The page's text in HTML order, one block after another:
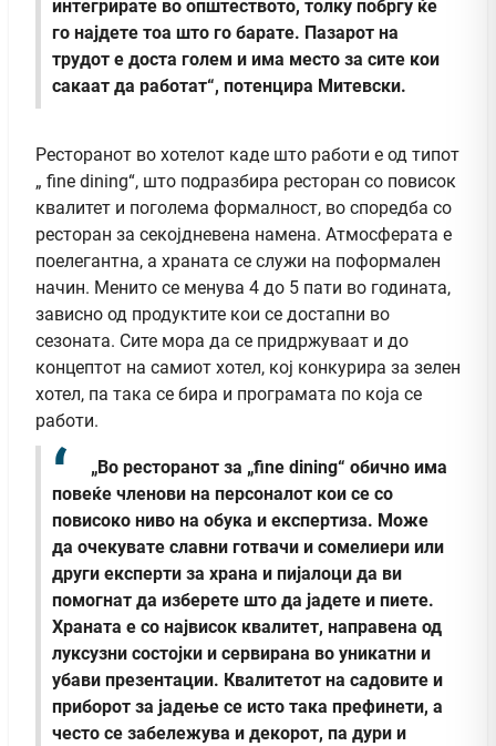
интегрирате во општеството, толку побргу ќе
го најдете тоа што го барате. Пазарот на
трудот е доста голем и има место за сите кои
сакаат да работат“, потенцира Митевски.
Ресторанот во хотелот каде што работи е од типот
„ fine dining“, што подразбира ресторан со повисок
квалитет и поголема формалност, во споредба со
ресторан за секојдневена намена. Атмосферата е
поелегантна, а храната се служи на поформален
начин. Менито се менува 4 до 5 пати во годината,
зависно од продуктите кои се достапни во
сезоната. Сите мора да се придржуваат и до
концептот на самиот хотел, кој конкурира за зелен
хотел, па така се бира и програмата по која се
работи.
„Во ресторанот за „fine dining“ обично има
повеќе членови на персоналот кои се со
повисоко ниво на обука и експертиза. Може
да очекувате славни готвачи и сомелиери или
други експерти за храна и пијалоци да ви
помогнат да изберете што да јадете и пиете.
Храната е со највисок квалитет, направена од
луксузни состојки и сервирана во уникатни и
убави презентации. Квалитетот на садовите и
приборот за јадење се исто така префинети, а
често се забележува и декорот, па дури и